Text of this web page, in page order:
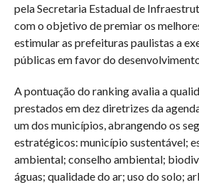
pela Secretaria Estadual de
com o objetivo de premiar os
estimular as prefeituras paulistas a
públicas em favor do
A pontuação do ranking avalia a
prestados em dez diretrizes da
um dos municípios, abrangendo os
estratégicos: município sustentável;
ambiental; conselho ambiental;
águas; qualidade do ar; uso do solo;